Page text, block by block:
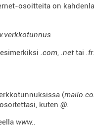
osoitteita on
.com, .net tai .fr.
(
kuten @.
www..